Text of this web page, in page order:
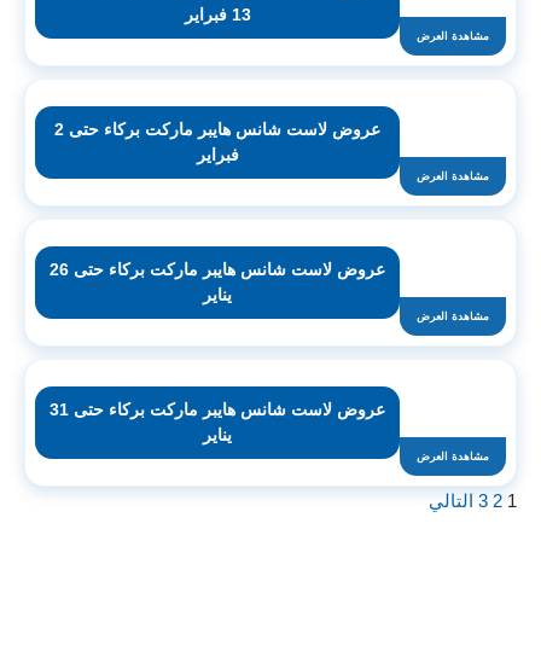
مشاهدة العرض
13 فبراير
مشاهدة العرض
عروض لاست شانس هايبر ماركت بركاء حتى 2
فبراير
مشاهدة العرض
عروض لاست شانس هايبر ماركت بركاء حتى 26
يناير
مشاهدة العرض
عروض لاست شانس هايبر ماركت بركاء حتى 31
يناير
1
2
3 التالي